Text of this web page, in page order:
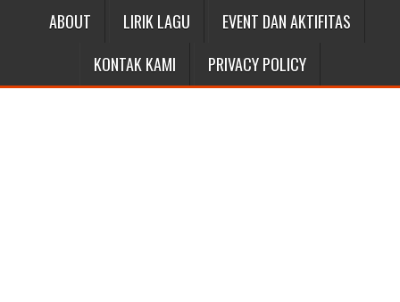
ABOUT LIRIK LAGU
EVENT DAN AKTIFITAS
KONTAK KAMI
PRIVACY POLICY